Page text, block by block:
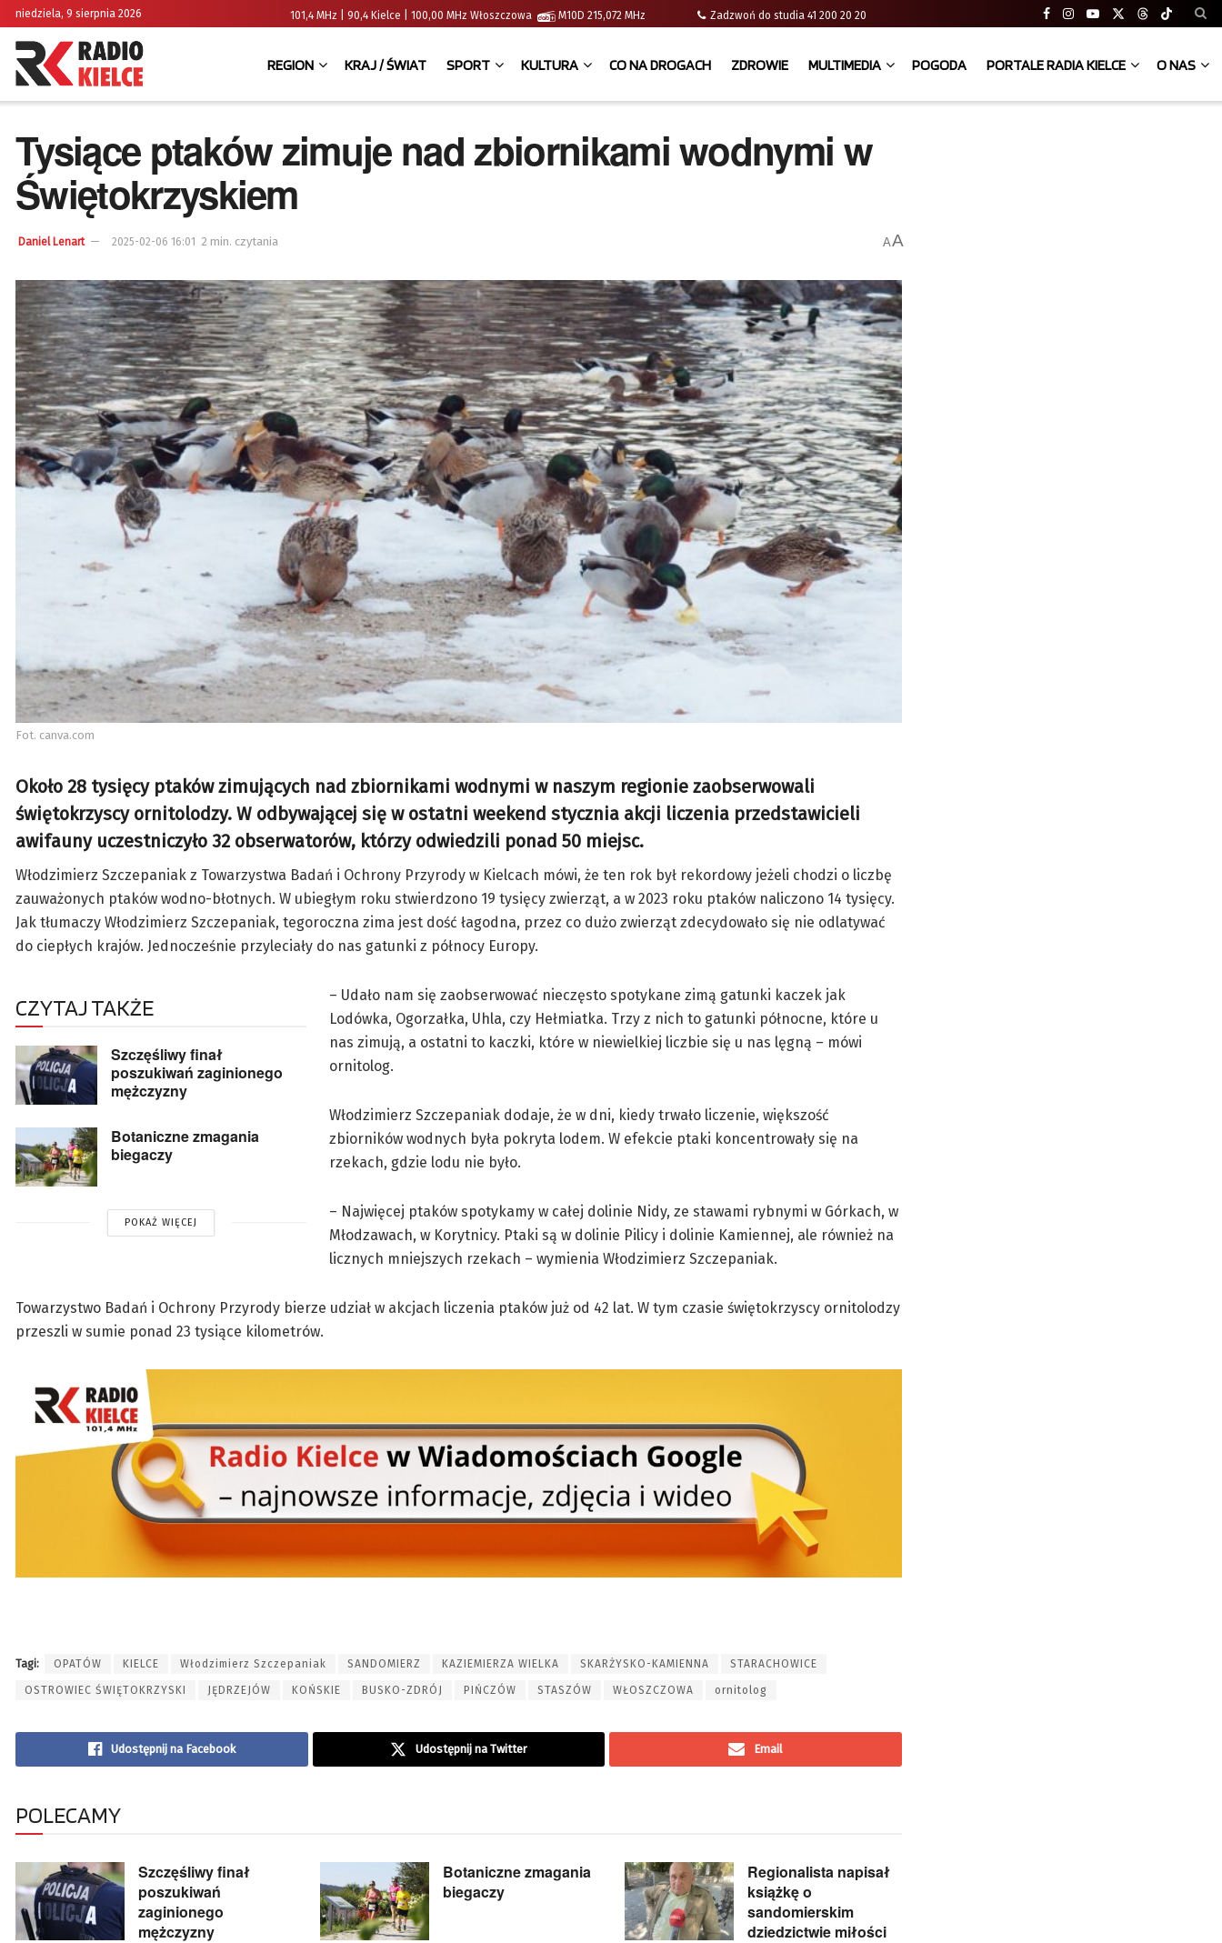
niedziela, 9 sierpnia 2026 101,4 MHz | 90,4 Kielce | 100,00 MHz Włoszczowa M10D 215,072 MHz Zadzwoń do studia 41 200 20 20
REGION KRAJ / ŚWIAT SPORT KULTURA CO NA DROGACH ZDROWIE MULTIMEDIA POGODA PORTALE RADIA KIELCE O NAS
Tysiące ptaków zimuje nad zbiornikami wodnymi w
Świętokrzyskiem
Daniel Lenart 2025-02-06 16:01 2 min. czytania AA
Fot. canva.com
Około 28 tysięcy ptaków zimujących nad zbiornikami wodnymi w naszym regionie zaobserwowali
świętokrzyscy ornitolodzy. W odbywającej się w ostatni weekend stycznia akcji liczenia przedstawicieli
awifauny uczestniczyło 32 obserwatorów, którzy odwiedzili ponad 50 miejsc.
Włodzimierz Szczepaniak z Towarzystwa Badań i Ochrony Przyrody w Kielcach mówi, że ten rok był rekordowy jeżeli chodzi o liczbę
zauważonych ptaków wodno-błotnych. W ubiegłym roku stwierdzono 19 tysięcy zwierząt, a w 2023 roku ptaków naliczono 14 tysięcy.
Jak tłumaczy Włodzimierz Szczepaniak, tegoroczna zima jest dość łagodna, przez co dużo zwierząt zdecydowało się nie odlatywać
do ciepłych krajów. Jednocześnie przyleciały do nas gatunki z północy Europy.
CZYTAJ TAKŻE
Szczęśliwy finał
poszukiwań zaginionego
mężczyzny
Botaniczne zmagania
biegaczy
POKAŻ WIĘCEJ
– Udało nam się zaobserwować nieczęsto spotykane zimą gatunki kaczek jak
Lodówka, Ogorzałka, Uhla, czy Hełmiatka. Trzy z nich to gatunki północne, które u
nas zimują, a ostatni to kaczki, które w niewielkiej liczbie się u nas lęgną – mówi
ornitolog.
Włodzimierz Szczepaniak dodaje, że w dni, kiedy trwało liczenie, większość
zbiorników wodnych była pokryta lodem. W efekcie ptaki koncentrowały się na
rzekach, gdzie lodu nie było.
– Najwięcej ptaków spotykamy w całej dolinie Nidy, ze stawami rybnymi w Górkach, w
Młodzawach, w Korytnicy. Ptaki są w dolinie Pilicy i dolinie Kamiennej, ale również na
licznych mniejszych rzekach – wymienia Włodzimierz Szczepaniak.
Towarzystwo Badań i Ochrony Przyrody bierze udział w akcjach liczenia ptaków już od 42 lat. W tym czasie świętokrzyscy ornitolodzy
przeszli w sumie ponad 23 tysiące kilometrów.
Tagi: OPATÓW KIELCE Włodzimierz Szczepaniak SANDOMIERZ KAZIEMIERZA WIELKA SKARŻYSKO-KAMIENNA STARACHOWICE
OSTROWIEC ŚWIĘTOKRZYSKI JĘDRZEJÓW KOŃSKIE BUSKO-ZDRÓJ PIŃCZÓW STASZÓW WŁOSZCZOWA ornitolog
Udostępnij na Facebook Udostępnij na Twitter Email
POLECAMY
Szczęśliwy finał
poszukiwań
zaginionego
mężczyzny
Botaniczne zmagania
biegaczy
Regionalista napisał
książkę o
sandomierskim
dziedzictwie miłości